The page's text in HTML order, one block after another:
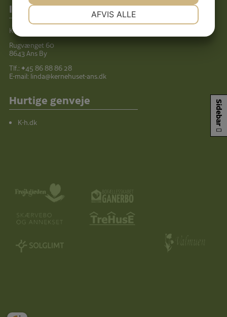
Sidebar
Informationer
Kernehuset
Rugvænget 60
8643 Ans By
Tlf.: +45 86 88 86 28
E-mail: linda@kernehuset-ans.dk
Hurtige genveje
K-h.dk
AFVIS ALLE